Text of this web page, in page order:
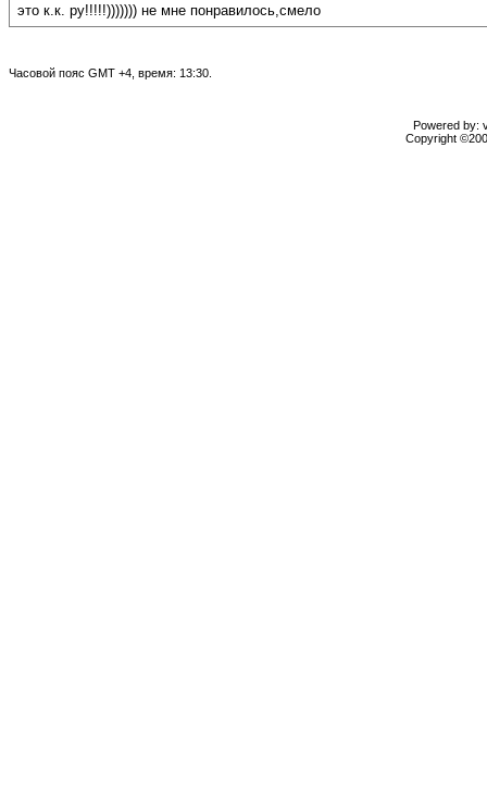
это к.к. ру!!!!!))))))) не мне понравилось,смело
Часовой пояс GMT +4, время: 13:30.
Powered by:
Copyright